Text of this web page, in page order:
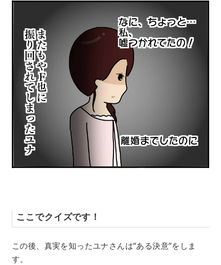
ここでクイズです！
この後、真実を知ったユナさんは“ある決意”をしま
す。